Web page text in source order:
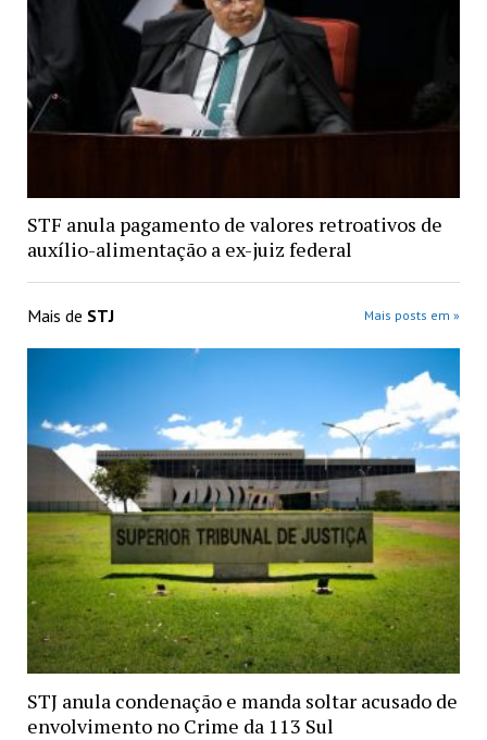
STF anula pagamento de valores retroativos de
auxílio-alimentação a ex-juiz federal
Mais de STJ Mais posts em »
STJ anula condenação e manda soltar acusado de
envolvimento no Crime da 113 Sul